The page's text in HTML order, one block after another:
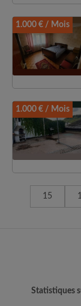
1.000 € / Mois
1.000 € / Mois
15
Statistiques